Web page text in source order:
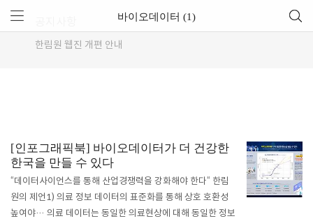
한림원 웹진 개편 안내
바이오데이터 (1)
[인포그래픽북] 바이오데이터가 더 건강한
한국을 만들 수 있다
“데이터사이언스를 통해 산업경쟁력을 강화해야 한다“ 한림
원의 제언1) 의료 정보 데이터의 표준화를 통해 상호 호환성
높여야… 의료 데이터는 동일한 의료현상에 대해 동일한 정보